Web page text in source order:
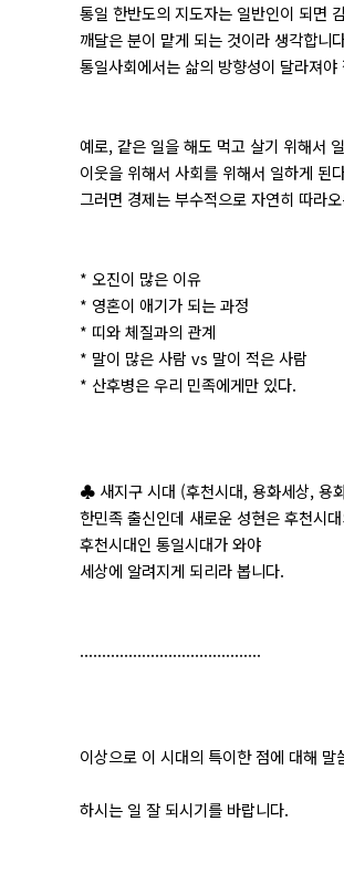
통일 한반도의 지도자는 일반인이 되면
깨달은 분이 맡게 되는 것이라 생각합니
통일사회에서는 삶의 방향성이 달라져
예로, 같은 일을 해도 먹고 살기 위해서
이웃을 위해서 사회를 위해서 일하게 된
그러면 경제는 부수적으로 자연히 따라
* 오진이 많은 이유
* 영혼이 애기가 되는 과정
* 띠와 체질과의 관계
* 말이 많은 사람 vs 말이 적은 사람
* 산후병은 우리 민족에게만 있다.
♣ 새지구 시대 (후천시대, 용화세상, 용
한민족 출신인데 새로운 성현은 후천시
후천시대인 통일시대가 와야
세상에 알려지게 되리라 봅니다.
.........................................
이상으로 이 시대의 특이한 점에 대해 말
하시는 일 잘 되시기를 바랍니다.